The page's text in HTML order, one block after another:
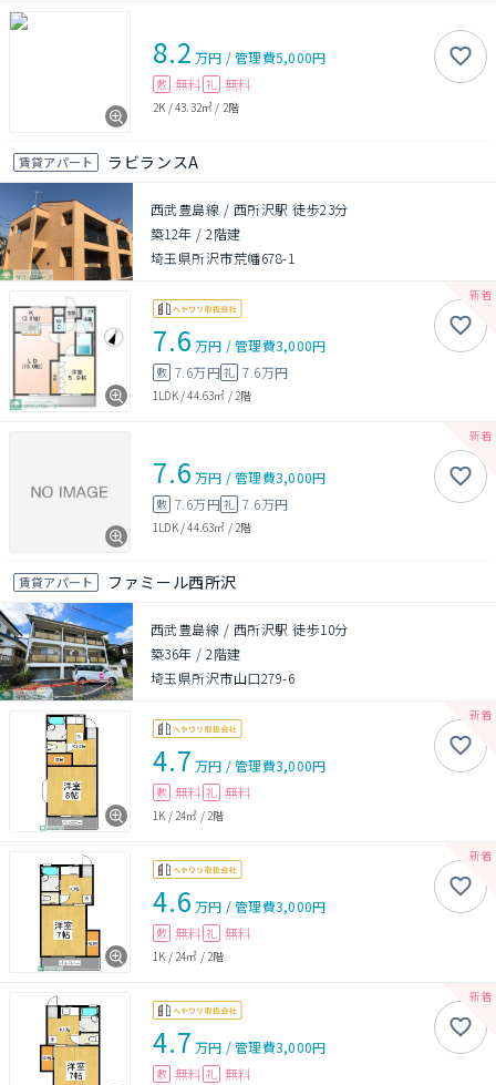
8.2 万円 /管理費5,000円
敷 無料 礼 無料
2K /43.32㎡ / 2階
賃貸アパート ラビランスA
西武豊島線 / 西所沢駅 徒歩23分
築12年 /2階建
埼玉県所沢市荒幡678-1
7.6 万円 /管理費3,000円
敷 7.6万円礼 7.6万円
1LDK/44.63㎡ /2階
7.6 万円 /管理費3,000円
敷 7.6万円礼 7.6万円
1LDK/44.63㎡ / 2階
賃貸アパート ファミール西所沢
西武豊島線 / 西所沢駅 徒歩10分
築36年 /2階建
埼玉県所沢市山口279-6
4.7 万円 /管理費3,000円
敷 無料 礼 無料
1K /24㎡ /2階
4.6 万円 /管理費3,000円
敷 無料 礼 無料
1K /24㎡ /2階
4.7 万円 /管理費3,000円
敷 無料 礼 無料